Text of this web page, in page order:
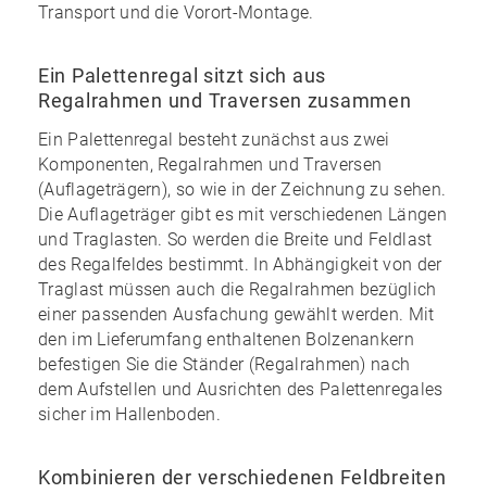
Transport und die Vorort-Montage.
Ein Palettenregal sitzt sich aus
Regalrahmen und Traversen zusammen
Ein Palettenregal besteht zunächst aus zwei
Komponenten, Regalrahmen und Traversen
(Auflageträgern), so wie in der Zeichnung zu sehen.
Die Auflageträger gibt es mit verschiedenen Längen
und Traglasten. So werden die Breite und Feldlast
des Regalfeldes bestimmt. In Abhängigkeit von der
Traglast müssen auch die Regalrahmen bezüglich
einer passenden Ausfachung gewählt werden. Mit
den im Lieferumfang enthaltenen Bolzenankern
befestigen Sie die Ständer (Regalrahmen) nach
dem Aufstellen und Ausrichten des Palettenregales
sicher im Hallenboden.
Kombinieren der verschiedenen Feldbreiten